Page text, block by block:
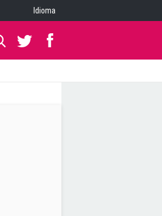
Idioma